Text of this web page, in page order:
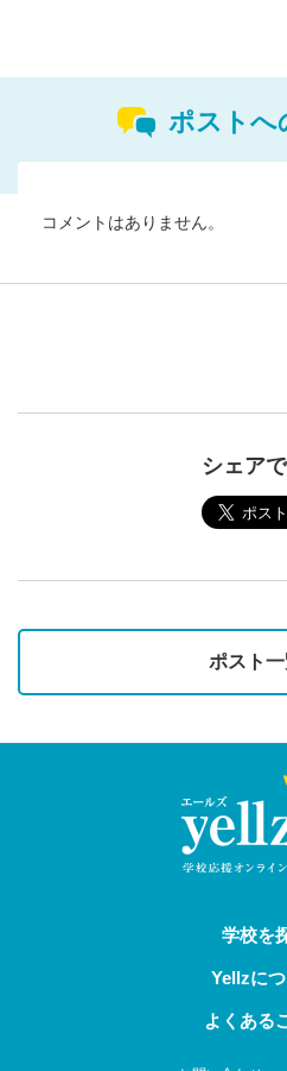
ポストへ
コメントはありません。
シェア
ポスト
学校を
Yellzに
よくある